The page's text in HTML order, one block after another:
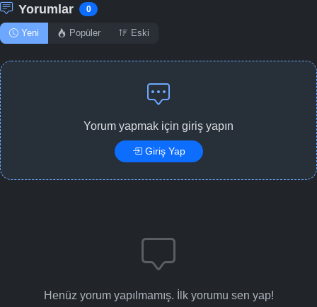
Yorumlar 0
Yeni Popüler Eski
Yorum yapmak için giriş yapın
Giriş Yap
Henüz yorum yapılmamış. İlk yorumu sen yap!